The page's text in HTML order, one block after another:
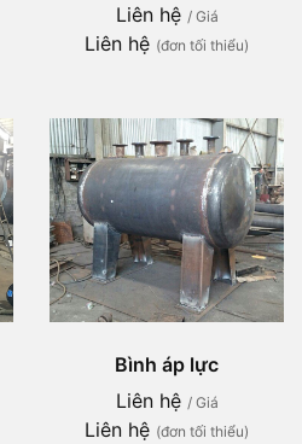
Liên hệ / Giá
Liên hệ (đơn tối thiểu)
Bình áp lực
Liên hệ / Giá
Liên hệ (đơn tối thiểu)